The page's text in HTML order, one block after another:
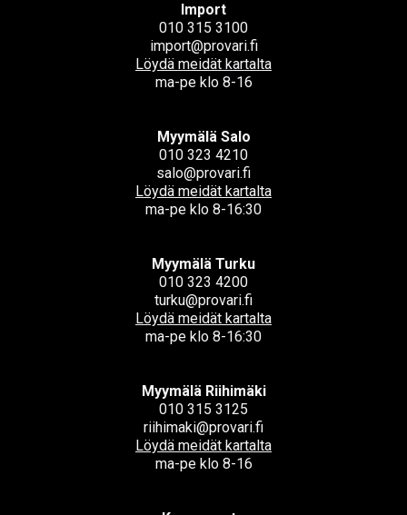
Import
010 315 3100
import@provari.fi
Löydä meidät kartalta
ma-pe klo 8-16
Myymälä Salo
010 323 4210
salo@provari.fi
Löydä meidät kartalta
ma-pe klo 8-16:30
Myymälä Turku
010 323 4200
turku@provari.fi
Löydä meidät kartalta
ma-pe klo 8-16:30
Myymälä Riihimäki
010 315 3125
riihimaki@provari.fi
Löydä meidät kartalta
ma-pe klo 8-16